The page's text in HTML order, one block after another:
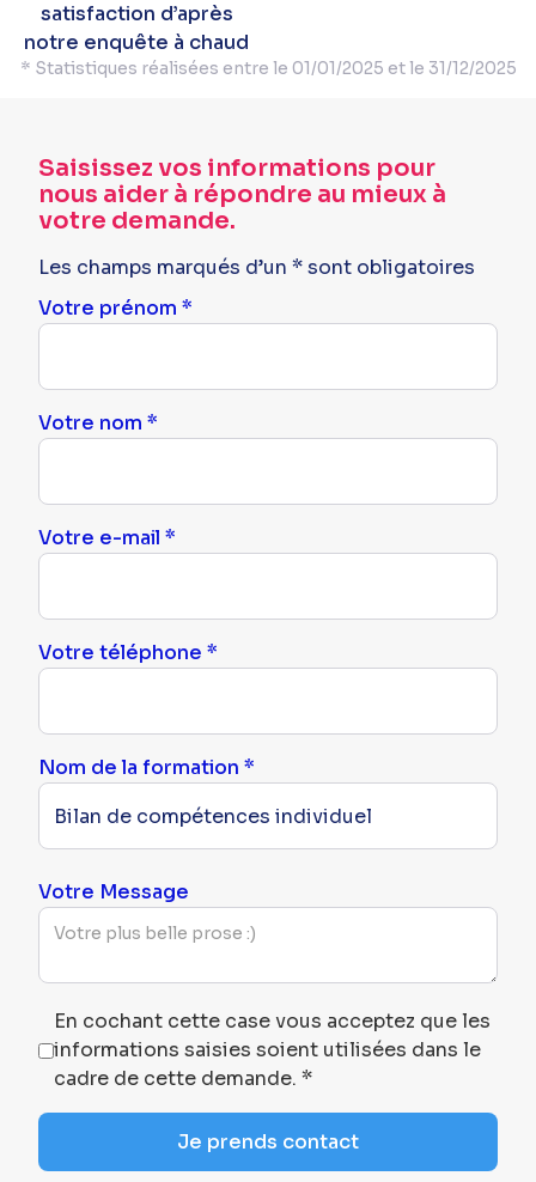
satisfaction d’après
notre enquête à chaud
* Statistiques réalisées entre le 01/01/2025 et le 31/12/2025
Saisissez vos informations pour
nous aider à répondre au mieux à
votre demande.
Les champs marqués d’un * sont obligatoires
Votre prénom *
Votre nom *
Votre e-mail *
Votre téléphone *
Nom de la formation *
Votre Message
En cochant cette case vous acceptez que les
informations saisies soient utilisées dans le
cadre de cette demande. *